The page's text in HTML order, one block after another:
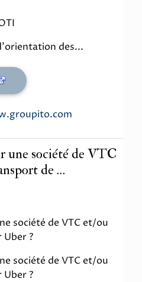
des...
une société de VTC
de ...
société de VTC et/ou
?
société de VTC et/ou
?